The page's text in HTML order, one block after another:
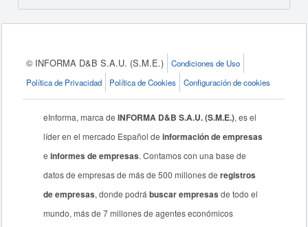
© INFORMA D&B S.A.U. (S.M.E.)
Condiciones de Uso
Política de Privacidad
Política de Cookies Configuración de cookies
eInforma, marca deINFORMA D&B S.A.U. (S.M.E.), es el
líder en el mercado Español deinformación de empresas
einformes de empresas. Contamos con una base de
datos de empresas de más de 500 millones deregistros
de empresas, donde podrábuscar empresas de todo el
mundo, más de 7 millones de agentes económicos